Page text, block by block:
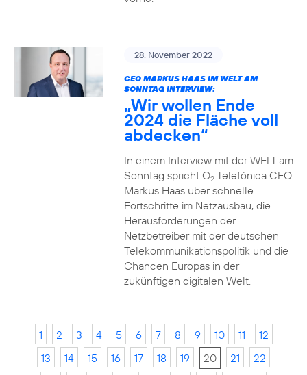
28. November 2022
CEO MARKUS HAAS IM WELT AM
SONNTAG INTERVIEW:
„Wir wollen Ende
2024 die Fläche voll
abdecken“
In einem Interview mit der WELT am
Sonntag spricht O2Telefónica CEO
Markus Haas über schnelle
Fortschritte im Netzausbau, die
Herausforderungen der
Netzbetreiber mit der deutschen
Telekommunikationspolitik und die
Chancen Europas in der
zukünftigen digitalen Welt.
1 2 3 4 5 6 7 8 9 10 11
12
13
14 15 16 17 18 19 20 21
22